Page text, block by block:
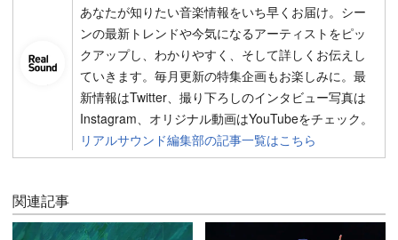
あなたが知りたい音楽情報をいち早くお届け。シー
ンの最新トレンドや今気になるアーティストをピッ
クアップし、わかりやすく、そして詳しくお伝えし
ていきます。毎月更新の特集企画もお楽しみに。最
新情報はTwitter、撮り下ろしのインタビュー写真は
Instagram、オリジナル動画はYouTubeをチェック。
リアルサウンド編集部の記事一覧はこちら
関連記事